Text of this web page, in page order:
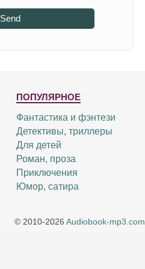
Send
ПОПУЛЯРНОЕ
Фантастика и фэнтези
Детективы, триллеры
Для детей
Роман, проза
Приключения
Юмор, сатира
© 2010-2026 Audiobook-mp3.com